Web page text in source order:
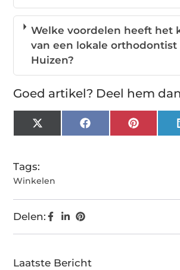
Welke voordelen heeft het
van een lokale orthodontist
Huizen?
Goed artikel? Deel hem
X
(Twitter)
Facebook
Tags:
Winkelen
Delen:
Laatste Bericht